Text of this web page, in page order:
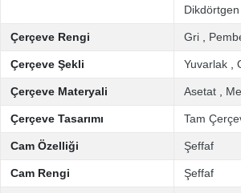
Dikdörtgen
Çerçeve Rengi Gri
Çerçeve Şekli Yuvarlak
Çerçeve Materyali Asetat
Çerçeve Tasarımı Tam
Cam Özelliği Şeffaf
Cam Rengi Şeffaf